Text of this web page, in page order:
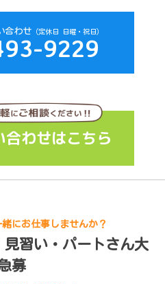
合わせ（定休日 日曜・祝日）
9229
合わせはこちら
にお仕事しませんか？
習い・パートさん大
募